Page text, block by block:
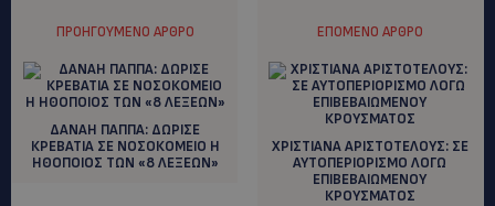
ΠΡΟΗΓΟΎΜΕΝΟ ΆΡΘΡΟ
ΔΑΝΑΗ ΠΑΠΠΑ: ΔΩΡΙΣΕ
ΚΡΕΒΑΤΙΑ ΣΕ ΝΟΣΟΚΟΜΕΙΟ Η
ΗΘΟΠΟΙΟΣ ΤΩΝ «8 ΛΕΞΕΩΝ»
ΕΠΌΜΕΝΟ ΆΡΘΡΟ
XΡΙΣΤΙΑΝΑ ΑΡΙΣΤΟΤΕΛΟΥΣ: ΣΕ
ΑΥΤΟΠΕΡΙΟΡΙΣΜΟ ΛΟΓΩ
ΕΠΙΒΕΒΑΙΩΜΕΝΟΥ
ΚΡΟΥΣΜΑΤΟΣ